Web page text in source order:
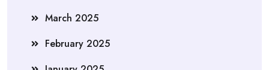
March 2025
February 2025